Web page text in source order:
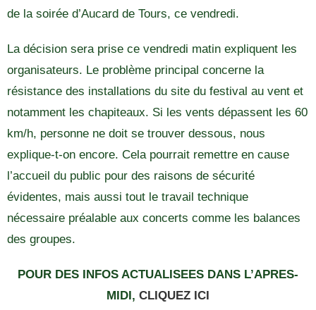
de la soirée d’Aucard de Tours, ce vendredi.
La décision sera prise ce vendredi matin expliquent les
organisateurs. Le problème principal concerne la
résistance des installations du site du festival au vent et
notamment les chapiteaux. Si les vents dépassent les 60
km/h, personne ne doit se trouver dessous, nous
explique-t-on encore. Cela pourrait remettre en cause
l’accueil du public pour des raisons de sécurité
évidentes, mais aussi tout le travail technique
nécessaire préalable aux concerts comme les balances
des groupes.
POUR DES INFOS ACTUALISEES DANS L’APRES-
MIDI, CLIQUEZ ICI